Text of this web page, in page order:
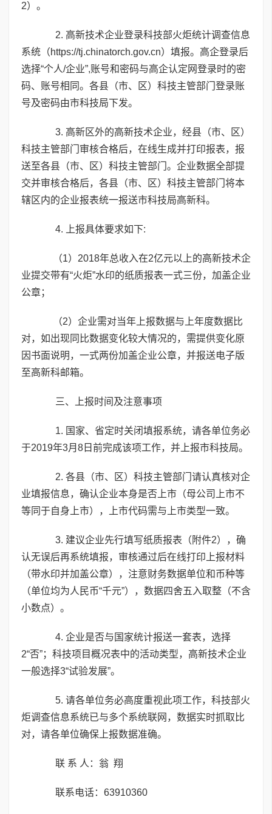
2）。
2. 高新技术企业登录科技部火炬统计调查信息
系统（https://tj.chinatorch.gov.cn）填报。高企登录后
选择“个人/企业”,账号和密码与高企认定网登录时的密
码、账号相同。各县（市、区）科技主管部门登录账
号及密码由市科技局下发。
3. 高新区外的高新技术企业，经县（市、区）
科技主管部门审核合格后，在线生成并打印报表，报
送至各县（市、区）科技主管部门。企业数据全部提
交并审核合格后，各县（市、区）科技主管部门将本
辖区内的企业报表统一报送市科技局高新科。
4. 上报具体要求如下:
（1）2018年总收入在2亿元以上的高新技术企
业提交带有“火炬”水印的纸质报表一式三份，加盖企业
公章；
（2）企业需对当年上报数据与上年度数据比
对，如出现同比数据变化较大情况的，需提供变化原
因书面说明，一式两份加盖企业公章，并报送电子版
至高新科邮箱。
三、上报时间及注意事项
1. 国家、省定时关闭填报系统，请各单位务必
于2019年3月8日前完成该项工作，并上报市科技局。
2. 各县（市、区）科技主管部门请认真核对企
业填报信息，确认企业本身是否上市（母公司上市不
等同于自身上市），上市代码需与上市类型一致。
3. 建议企业先行填写纸质报表（附件2），确
认无误后再系统填报，审核通过后在线打印上报材料
（带水印并加盖公章），注意财务数据单位和币种等
（单位均为人民币“千元”），数据四舍五入取整（不含
小数点）。
4. 企业是否与国家统计报送一套表，选择
2“否”；科技项目概况表中的活动类型，高新技术企业
一般选择3“试验发展”。
5. 请各单位务必高度重视此项工作，科技部火
炬调查信息系统已与多个系统联网，数据实时抓取比
对，请各单位确保上报数据准确。
联 系 人：翁 翔
联系电话：63910360